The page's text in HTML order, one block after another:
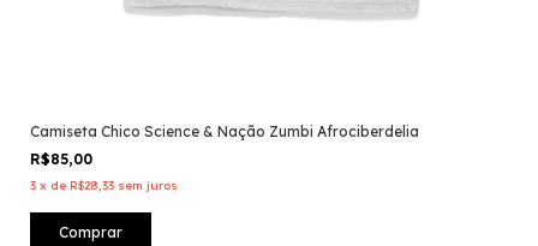
Camiseta Chico Science & Nação Zumbi Afrociberdelia
R$85,00
3 x de R$28,33 sem juros
Comprar